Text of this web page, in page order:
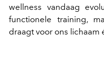
wellness vandaag
functionele training,
draagt voor ons